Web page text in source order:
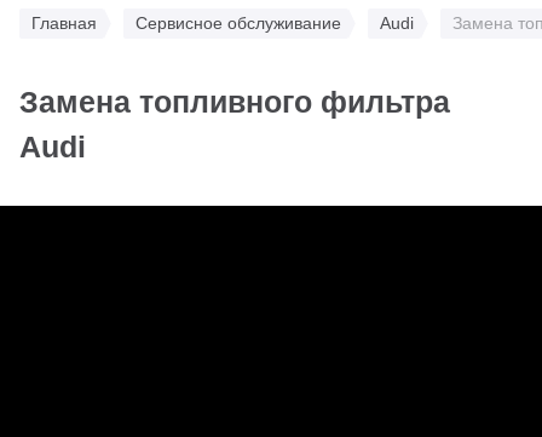
Главная Сервисное обслуживание Audi Замена
Замена топливного фильтра
Audi